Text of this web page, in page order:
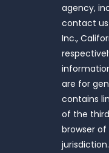
agency,
contact us
Inc.,
are for
contains
of the
browser